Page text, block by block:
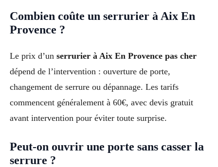
Combien coûte un serrurier à Aix En
Provence ?
Le prix d’un serrurier à Aix En Provence pas cher
dépend de l’intervention : ouverture de porte,
changement de serrure ou dépannage. Les tarifs
commencent généralement à 60€, avec devis gratuit
avant intervention pour éviter toute surprise.
Peut-on ouvrir une porte sans casser la
serrure ?